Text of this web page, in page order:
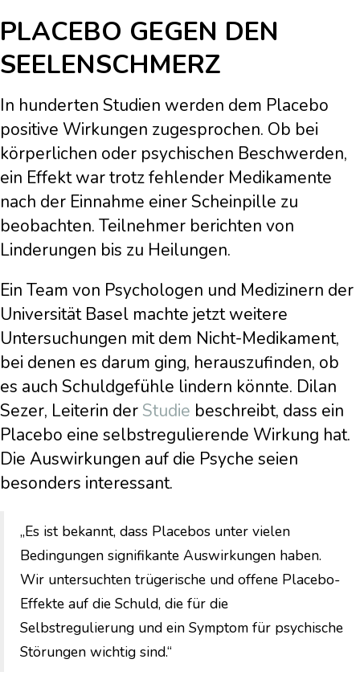
PLACEBO GEGEN DEN
SEELENSCHMERZ
In hunderten Studien werden dem Placebo
positive Wirkungen zugesprochen. Ob bei
körperlichen oder psychischen Beschwerden,
ein Effekt war trotz fehlender Medikamente
nach der Einnahme einer Scheinpille zu
beobachten. Teilnehmer berichten von
Linderungen bis zu Heilungen.
Ein Team von Psychologen und Medizinern der
Universität Basel machte jetzt weitere
Untersuchungen mit dem Nicht-Medikament,
bei denen es darum ging, herauszufinden, ob
es auch Schuldgefühle lindern könnte. Dilan
Sezer, Leiterin der Studie beschreibt, dass ein
Placebo eine selbstregulierende Wirkung hat.
Die Auswirkungen auf die Psyche seien
besonders interessant.
„Es ist bekannt, dass Placebos unter vielen
Bedingungen signifikante Auswirkungen haben.
Wir untersuchten trügerische und offene Placebo-
Effekte auf die Schuld, die für die
Selbstregulierung und ein Symptom für psychische
Störungen wichtig sind.“